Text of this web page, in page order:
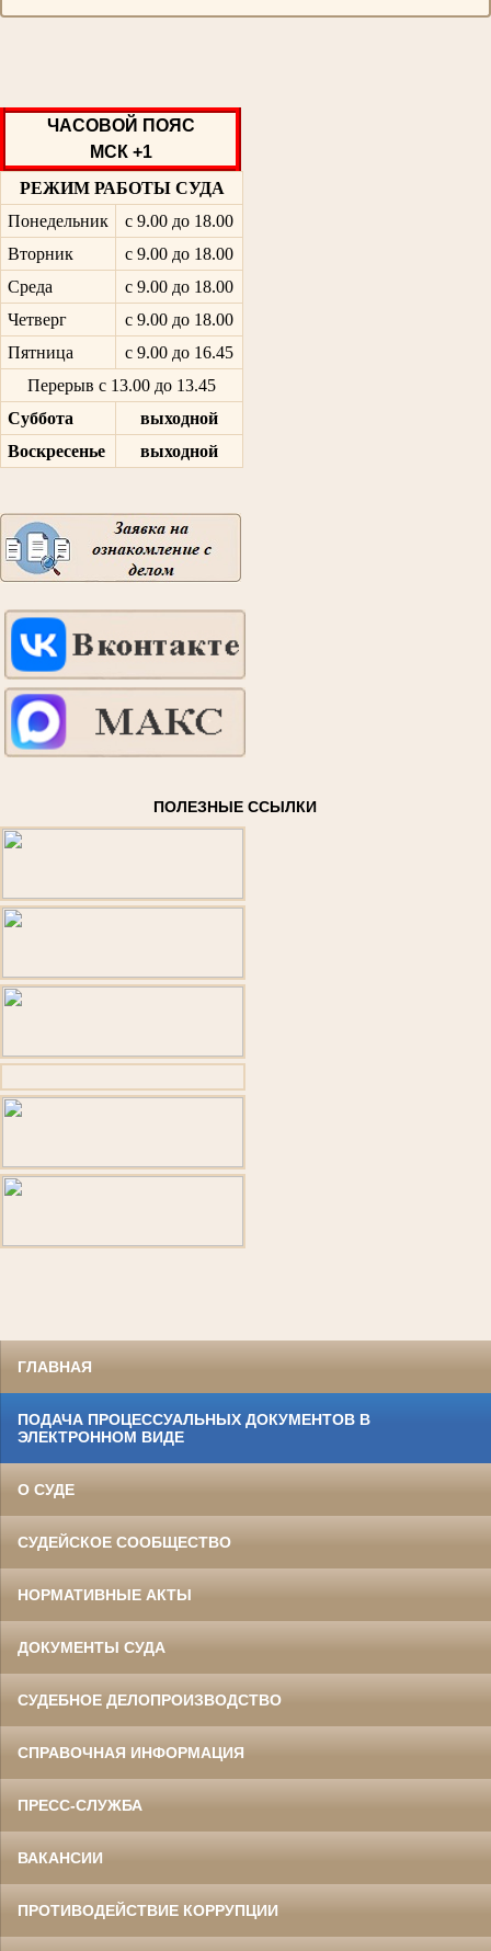
ЧАСОВОЙ ПОЯС
МСК +1
РЕЖИМ РАБОТЫ СУДА
Понедельник
с 9.00 до 18.00
Вторник
с 9.00 до 18.00
Среда
с 9.00 до 18.00
Четверг
с 9.00 до 18.00
Пятница
с 9.00 до 16.45
Перерыв с 13.00 до 13.45
Суббота
выходной
Воскресенье
выходной
ПОЛЕЗНЫЕ ССЫЛКИ
ГЛАВНАЯ
ПОДАЧА ПРОЦЕССУАЛЬНЫХ ДОКУМЕНТОВ В
ЭЛЕКТРОННОМ ВИДЕ
О СУДЕ
СУДЕЙСКОЕ СООБЩЕСТВО
НОРМАТИВНЫЕ АКТЫ
ДОКУМЕНТЫ СУДА
СУДЕБНОЕ ДЕЛОПРОИЗВОДСТВО
СПРАВОЧНАЯ ИНФОРМАЦИЯ
ПРЕСС-СЛУЖБА
ВАКАНСИИ
ПРОТИВОДЕЙСТВИЕ КОРРУПЦИИ